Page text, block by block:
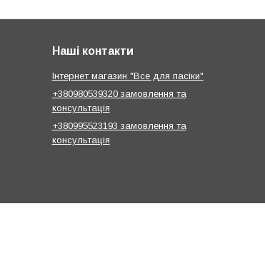
Наші контакти
Інтернет магазин "Все для пасіки"
+380980539320 замовлення та
консультація
+380995523193 замовлення та
консультація